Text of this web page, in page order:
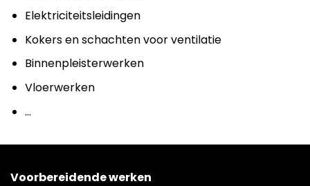
Elektriciteitsleidingen
Kokers en schachten voor ventilatie
Binnenpleisterwerken
Vloerwerken
…
Voorbereidende werken